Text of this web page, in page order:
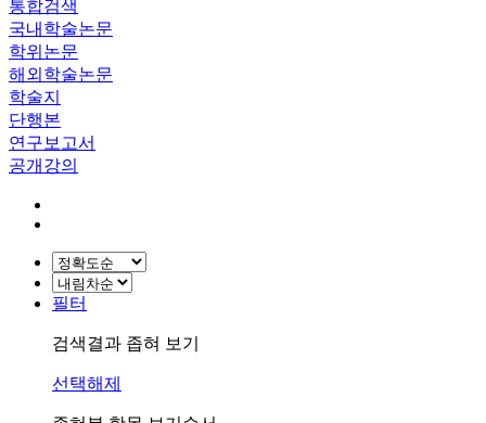
통합검색
국내학술논문
학위논문
해외학술논문
학술지
단행본
연구보고서
공개강의
필터
검색결과 좁혀 보기
선택해제